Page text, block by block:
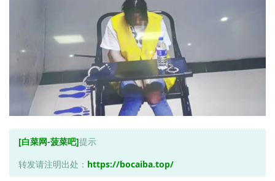
[白菜网-菠菜吧]提示
转发请注明出处： https://bocaiba.top/